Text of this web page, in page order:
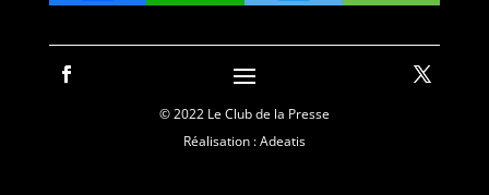
© 2022 Le Club de la Presse
Réalisation : Adeatis